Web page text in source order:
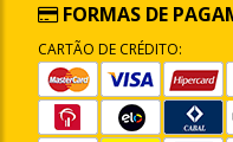
FORMAS DE
CARTÃO DE CRÉDITO: